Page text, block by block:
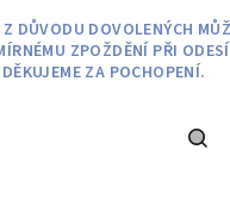
na
obsah
DŮVODU DOVOLENÝCH
ZPOŽDĚNÍ PŘI
ZA POCHOPENÍ.